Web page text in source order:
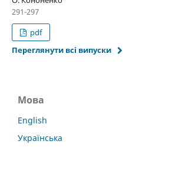
291-297
pdf
Переглянути всі випуски
Мова
English
Українська